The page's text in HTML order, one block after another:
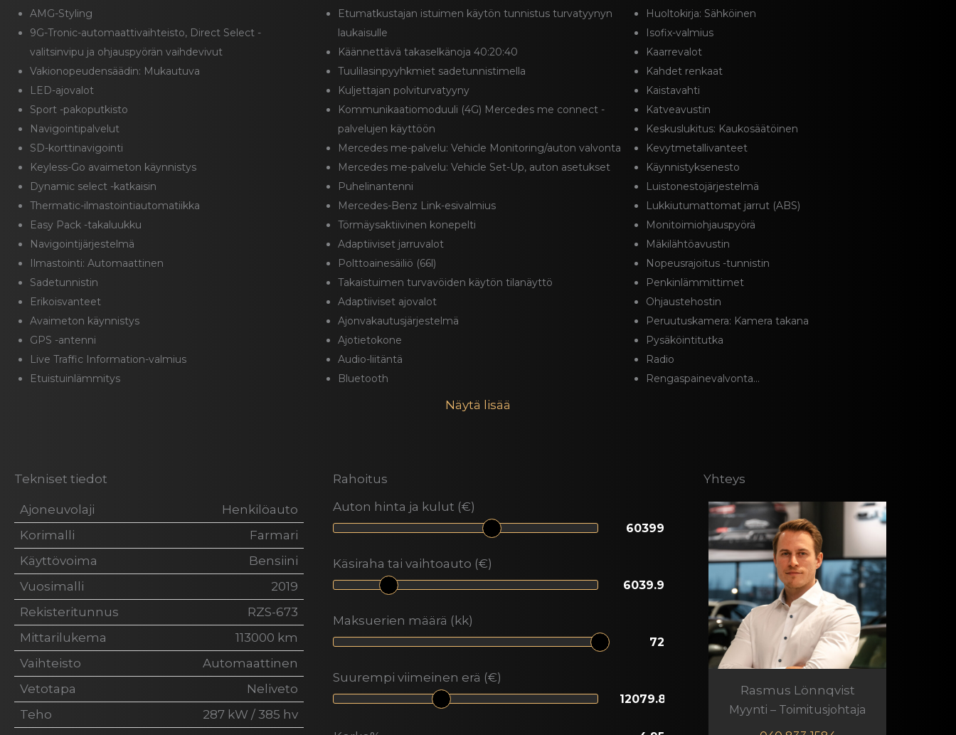
AMG-Styling
9G-Tronic-automaattivaihteisto, Direct Select -
valitsinvipu ja ohjauspyörän vaihdevivut
Vakionopeudensäädin: Mukautuva
LED-ajovalot
Sport -pakoputkisto
Navigointipalvelut
SD-korttinavigointi
Keyless-Go avaimeton käynnistys
Dynamic select -katkaisin
Thermatic-ilmastointiautomatiikka
Easy Pack -takaluukku
Navigointijärjestelmä
Ilmastointi: Automaattinen
Sadetunnistin
Erikoisvanteet
Avaimeton käynnistys
GPS -antenni
Live Traffic Information-valmius
Etuistuinlämmitys
Etumatkustajan istuimen käytön tunnistus turvatyynyn
laukaisulle
Käännettävä takaselkänoja 40:20:40
Tuulilasinpyyhkmiet sadetunnistimella
Kuljettajan polviturvatyyny
Kommunikaatiomoduuli (4G) Mercedes me connect -
palvelujen käyttöön
Mercedes me-palvelu: Vehicle Monitoring/auton valvonta
Mercedes me-palvelu: Vehicle Set-Up, auton asetukset
Puhelinantenni
Mercedes-Benz Link-esivalmius
Törmäysaktiivinen konepelti
Adaptiiviset jarruvalot
Polttoainesäiliö (66l)
Takaistuimen turvavöiden käytön tilanäyttö
Adaptiiviset ajovalot
Ajonvakautusjärjestelmä
Ajotietokone
Audio-liitäntä
Bluetooth
Huoltokirja: Sähköinen
Isofix-valmius
Kaarrevalot
Kahdet renkaat
Kaistavahti
Katveavustin
Keskuslukitus: Kaukosäätöinen
Kevytmetallivanteet
Käynnistyksenesto
Luistonestojärjestelmä
Lukkiutumattomat jarrut (ABS)
Monitoimiohjauspyörä
Mäkilähtöavustin
Nopeusrajoitus -tunnistin
Penkinlämmittimet
Ohjaustehostin
Peruutuskamera: Kamera takana
Pysäköintitutka
Radio
Rengaspainevalvonta...
Näytä lisää
Tekniset tiedot
Ajoneuvolaji
Henkilöauto
Korimalli
Farmari
Käyttövoima
Bensiini
Vuosimalli
2019
Rekisteritunnus
RZS-673
Mittarilukema
113000 km
Vaihteisto
Automaattinen
Vetotapa
Neliveto
Teho
287 kW / 385 hv
Rahoitus
Auton hinta ja kulut (€)
Käsiraha tai vaihtoauto (€)
Maksuerien määrä (kk)
Suurempi viimeinen erä (€)
Yhteys
Rasmus Lönnqvist
Myynti – Toimitusjohtaja